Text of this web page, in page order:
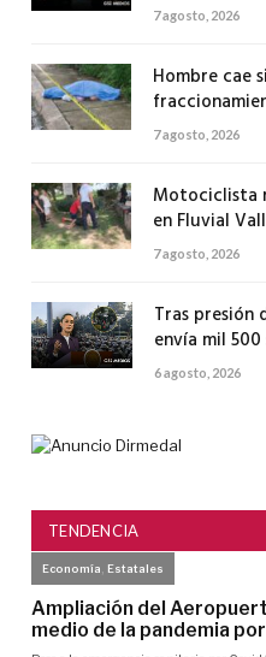
7 agosto, 2026
Hombre cae
7 agosto, 2026
Motociclista
en Fluvial
7 agosto, 2026
Tras presión
envía mil
6 agosto, 2026
TENDENCIA